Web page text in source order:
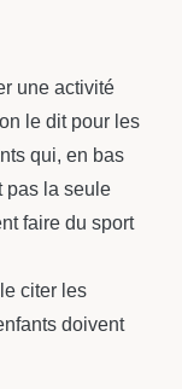
une activité
le dit pour les
qui, en bas
pas la seule
faire du sport
citer les
doivent